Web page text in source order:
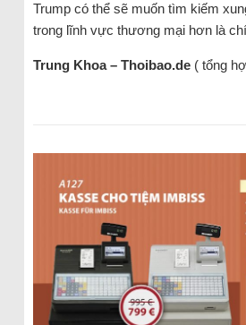
Trump có thể sẽ muốn tìm kiếm
trong lĩnh vực thương mại hơn là
Trung Khoa – Thoibao.de( tổng